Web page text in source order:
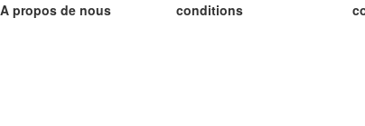
A propos de nous
conditions